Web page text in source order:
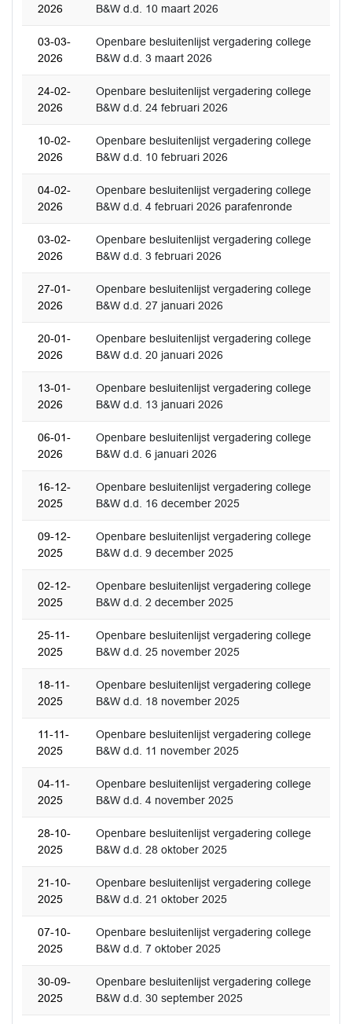
2026 B&W d.d. 10 maart 2026
03-03-
2026
Openbare besluitenlijst vergadering college
B&W d.d. 3 maart 2026
24-02-
2026
Openbare besluitenlijst vergadering college
B&W d.d. 24 februari 2026
10-02-
2026
Openbare besluitenlijst vergadering college
B&W d.d. 10 februari 2026
04-02-
2026
Openbare besluitenlijst vergadering college
B&W d.d. 4 februari 2026 parafenronde
03-02-
2026
Openbare besluitenlijst vergadering college
B&W d.d. 3 februari 2026
27-01-
2026
Openbare besluitenlijst vergadering college
B&W d.d. 27 januari 2026
20-01-
2026
Openbare besluitenlijst vergadering college
B&W d.d. 20 januari 2026
13-01-
2026
Openbare besluitenlijst vergadering college
B&W d.d. 13 januari 2026
06-01-
2026
Openbare besluitenlijst vergadering college
B&W d.d. 6 januari 2026
16-12-
2025
Openbare besluitenlijst vergadering college
B&W d.d. 16 december 2025
09-12-
2025
Openbare besluitenlijst vergadering college
B&W d.d. 9 december 2025
02-12-
2025
Openbare besluitenlijst vergadering college
B&W d.d. 2 december 2025
25-11-
2025
Openbare besluitenlijst vergadering college
B&W d.d. 25 november 2025
18-11-
2025
Openbare besluitenlijst vergadering college
B&W d.d. 18 november 2025
11-11-
2025
Openbare besluitenlijst vergadering college
B&W d.d. 11 november 2025
04-11-
2025
Openbare besluitenlijst vergadering college
B&W d.d. 4 november 2025
28-10-
2025
Openbare besluitenlijst vergadering college
B&W d.d. 28 oktober 2025
21-10-
2025
Openbare besluitenlijst vergadering college
B&W d.d. 21 oktober 2025
07-10-
2025
Openbare besluitenlijst vergadering college
B&W d.d. 7 oktober 2025
30-09-
2025
Openbare besluitenlijst vergadering college
B&W d.d. 30 september 2025